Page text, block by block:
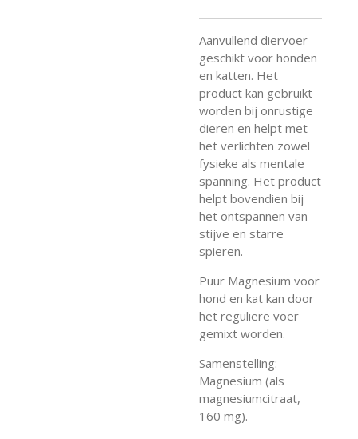
Aanvullend diervoer
geschikt voor honden
en katten. Het
product kan gebruikt
worden bij onrustige
dieren en helpt met
het verlichten zowel
fysieke als mentale
spanning. Het product
helpt bovendien bij
het ontspannen van
stijve en starre
spieren.
Puur Magnesium voor
hond en kat kan door
het reguliere voer
gemixt worden.
Samenstelling:
Magnesium (als
magnesiumcitraat,
160 mg).